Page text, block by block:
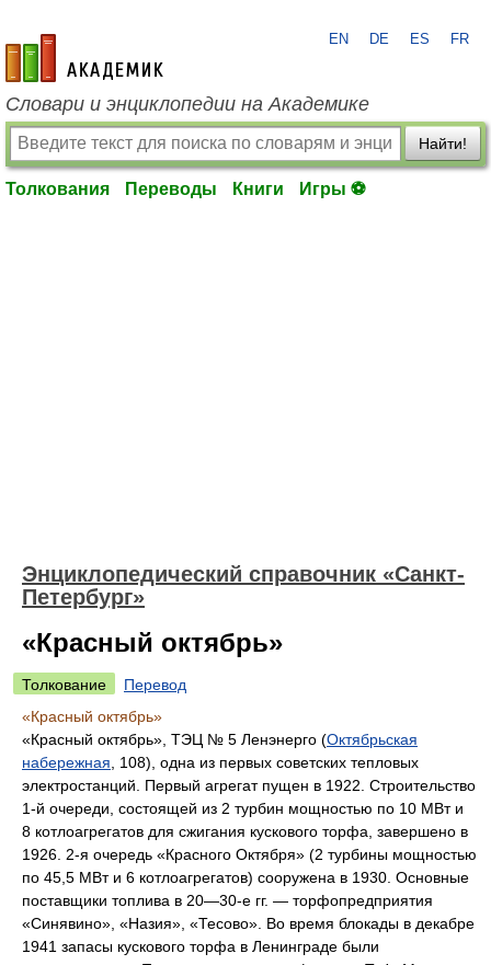
academic.ru
EN DE ES FR
Словари и энциклопедии на Академике
Найти!
Толкования Переводы Книги Игры ⚽
Энциклопедический справочник «Санкт-
Петербург»
«Красный октябрь»
Толкование
Перевод
«Красный октябрь»
«Красный октябрь», ТЭЦ № 5 Ленэнерго (Октябрьская
набережная , 108), одна из первых советских тепловых
электростанций. Первый агрегат пущен в 1922. Строительство
1-й очереди, состоящей из 2 турбин мощностью по 10 МВт и
8 котлоагрегатов для сжигания кускового торфа, завершено в
1926. 2-я очередь «Красного Октября» (2 турбины мощностью
по 45,5 МВт и 6 котлоагрегатов) сооружена в 1930. Основные
поставщики топлива в 20—30-е гг. — торфопредприятия
«Синявино», «Назия», «Тесово». Во время блокады в декабре
1941 запасы кускового торфа в Ленинграде были